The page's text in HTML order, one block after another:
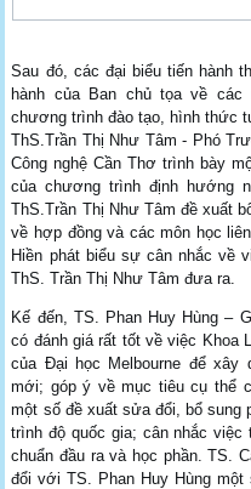
Sau đó, các đại biểu tiến hành
hành của Ban chủ tọa về các
chương trình đào tạo, hình thức
ThS.Trần Thị Như Tâm - Phó
Công nghệ Cần Thơ trình bày
của chương trình định hướng
ThS.Trần Thị Như Tâm đề xuất
về hợp đồng và các môn học
Hiền phát biểu sự cân nhắc về
ThS. Trần Thị Như Tâm đưa ra.
Kế đến, TS. Phan Huy Hùng –
có đánh giá rất tốt về việc Khoa
của Đại học Melbourne để xây
mới; góp ý về mục tiêu cụ thể
một số đề xuất sửa đổi, bổ sung
trình độ quốc gia; cân nhắc việc
chuẩn đầu ra và học phần. TS.
đổi với TS. Phan Huy Hùng